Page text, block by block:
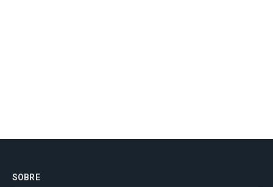
SOBRE